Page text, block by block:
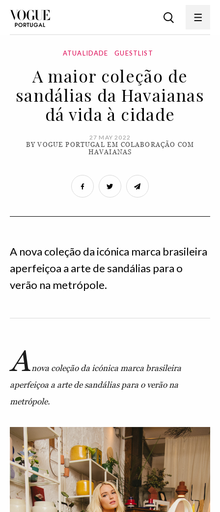
ATUALIDADE GUESTLIST
A maior coleção de
sandálias da Havaianas
dá vida à cidade
27 MAY 2022
BY VOGUE PORTUGAL EM COLABORAÇÃO COM
HAVAIANAS
A nova coleção da icónica marca brasileira
aperfeiçoa a arte de sandálias para o
verão na metrópole.
Anova coleção da icónica marca brasileira
aperfeiçoa a arte de sandálias para o verão na
metrópole.